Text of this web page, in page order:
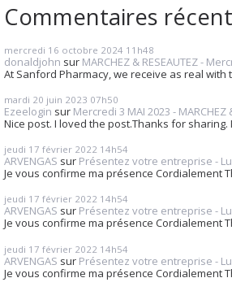
Commentaires
mercredi 16 octobre 2024 11h48
donaldjohn sur MARCHEZ & RESEAUTEZ -
At Sanford Pharmacy, we receive as real with
mardi 20 juin 2023 07h50
Ezeelogin sur Mercredi 3 MAI 2023 - MARCHEZ
Nice post. I loved the post.Thanks for sharing.
jeudi 17 février 2022 14h54
ARVENGAS sur Présentez votre entreprise -
Je vous confirme ma présence Cordialement
jeudi 17 février 2022 14h54
ARVENGAS sur Présentez votre entreprise -
Je vous confirme ma présence Cordialement
jeudi 17 février 2022 14h54
ARVENGAS sur Présentez votre entreprise -
Je vous confirme ma présence Cordialement